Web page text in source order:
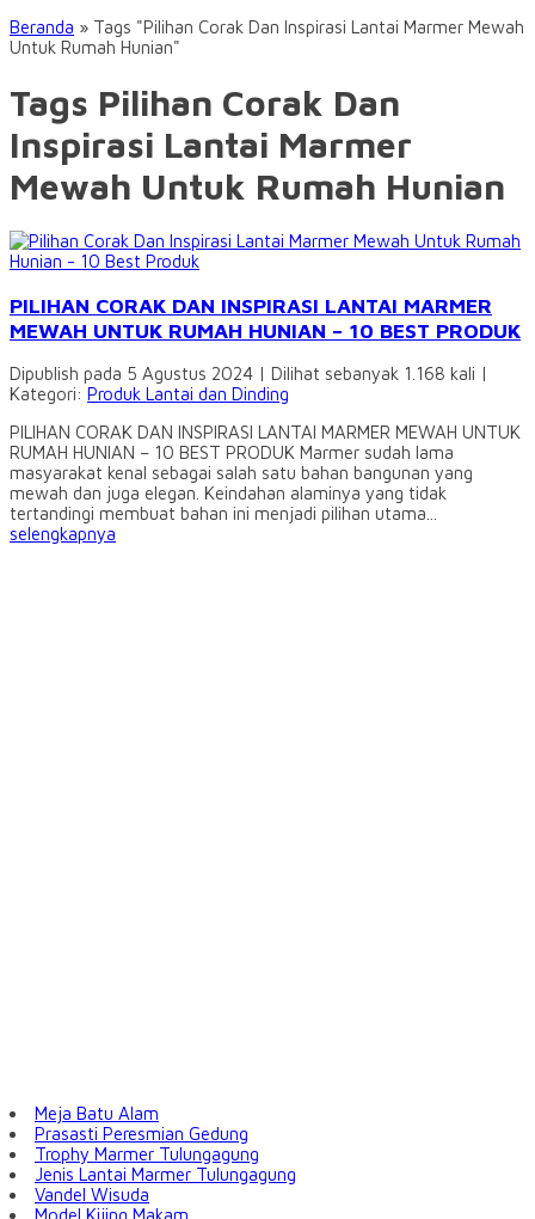
Beranda » Tags "Pilihan Corak Dan Inspirasi Lantai Marmer Mewah
Untuk Rumah Hunian"
Tags Pilihan Corak Dan
Inspirasi Lantai Marmer
Mewah Untuk Rumah Hunian
PILIHAN CORAK DAN INSPIRASI LANTAI MARMER
MEWAH UNTUK RUMAH HUNIAN – 10 BEST PRODUK
Dipublish pada 5 Agustus 2024 | Dilihat sebanyak 1.168 kali |
Kategori: Produk Lantai dan Dinding
PILIHAN CORAK DAN INSPIRASI LANTAI MARMER MEWAH UNTUK
RUMAH HUNIAN – 10 BEST PRODUK Marmer sudah lama
masyarakat kenal sebagai salah satu bahan bangunan yang
mewah dan juga elegan. Keindahan alaminya yang tidak
tertandingi membuat bahan ini menjadi pilihan utama...
selengkapnya
Meja Batu Alam
Prasasti Peresmian Gedung
Trophy Marmer Tulungagung
Jenis Lantai Marmer Tulungagung
Vandel Wisuda